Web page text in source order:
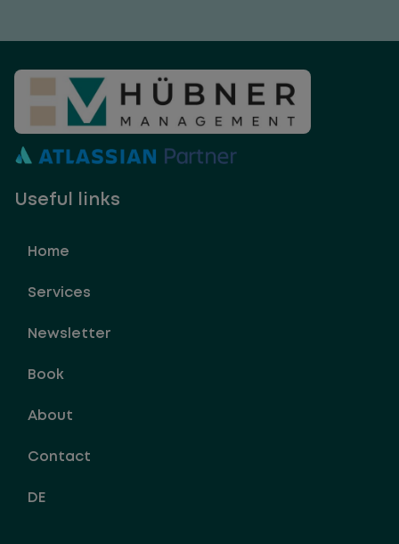
Useful links
Home
Services
Newsletter
Book
About
Contact
DE